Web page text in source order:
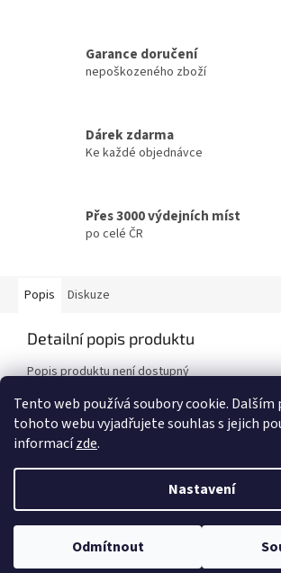
Tento web používá soubory cookie.
tohoto webu vyjadřujete souhlas s jejich
informacízde.
Nastavení
Odmítnout
Garance doručení
nepoškozeného zboží
Dárek zdarma
Ke každé objednávce
Přes 3000 výdejních míst
po celé ČR
Popis Diskuze
Detailní popis produktu
Popis produktu není dostupný
Copyright 2026Marksman - dovozce
kosmetiky
. Všechna práva